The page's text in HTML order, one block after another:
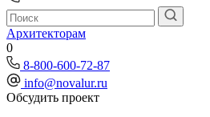
Архитекторам
0
8-800-600-72-87
info@novalur.ru
Обсудить проект